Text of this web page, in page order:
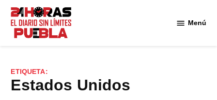
Saltar
contenido
Menú
ETIQUETA:
Estados Unidos